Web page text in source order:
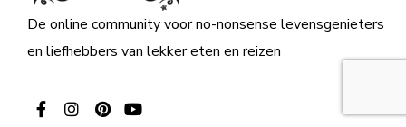
De online community voor no-nonsense levensgenieters
en liefhebbers van lekker eten en reizen